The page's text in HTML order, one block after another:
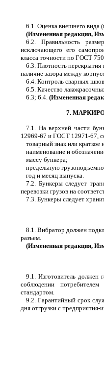
6.1. Оценка внешнего вида
(Измененная редакция,
6.2. Правильность
исключающего его
класса точности по ГОСТ
6.3. Плотность перекрытия
наличие зазора между
6.4. Контроль сварных
6.5. Качество
6.3; 6.4. (Измененная
7.
7.1. На верхней части
12969-67 и ГОСТ 12971-67,
товарный знак или краткое
наименование и
массу бункера;
предельную
год и месяц выпуска.
7.2. Бункеры следует
перевозки грузов на
7.3. Бункеры следует
8.1. Вибратор должен
разъем.
(Измененная редакция,
9.1. Изготовитель должен
соблюдении
стандартом.
9.2. Гарантийный срок
дня отгрузки с предприятия-